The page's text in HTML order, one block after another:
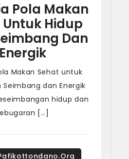
Pola Makan
Untuk Hidup
Dan
Energik
Makan Sehat untuk
Seimbang dan Energik
hidup dan
[…]